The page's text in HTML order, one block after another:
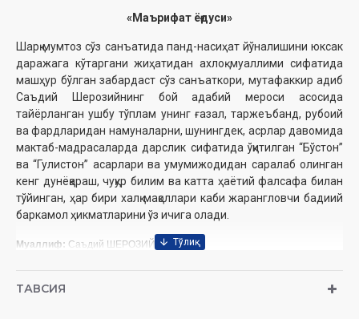
«Маърифат ёғдуси»
Шарқ мумтоз сўз санъатида панд-насиҳат йўналишини юксак
даражага кўтаргани жиҳатидан ахлоқ муаллими сифатида
машҳур бўлган забардаст сўз санъаткори, мутафаккир адиб
Саъдий Шерозийнинг бой адабий мероси асосида
тайёрланган ушбу тўплам унинг ғазал, таржеъбанд, рубоий
ва фардларидан намуналарни, шунингдек, асрлар давомида
мактаб-мадрасаларда дарслик сифатида ўқитилган “Бўстон”
ва “Гулистон” асарлари ва умумижодидан саралаб олинган
кенг дунёқараш, чуқур билим ва катта ҳаётий фалсафа билан
тўйинган, ҳар бири халқ мақоллари каби жарангловчи бадиий
баркамол ҳикматларини ўз ичига олади.
Муаллиф: Саъдий ШЕРОЗИЙ
Сана:2015
ТАВСИЯ